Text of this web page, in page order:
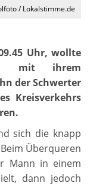
/ Lokalstimme.de
Uhr, wollte
mit ihrem
der Schwerter
Kreisverkehrs
sich die knapp
Überqueren
Mann in einem
dann jedoch